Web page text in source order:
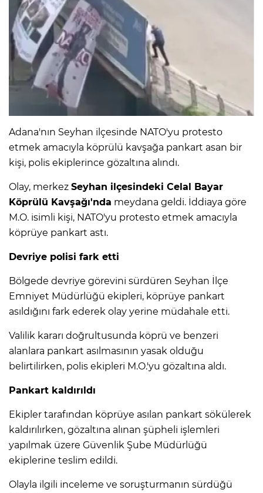
Adana'nın Seyhan ilçesinde NATO'yu protesto
etmek amacıyla köprülü kavşağa pankart asan bir
kişi, polis ekiplerince gözaltına alındı.
Olay, merkez Seyhan ilçesindeki Celal Bayar
Köprülü Kavşağı'nda meydana geldi. İddiaya göre
M.O. isimli kişi, NATO'yu protesto etmek amacıyla
köprüye pankart astı.
Devriye polisi fark etti
Bölgede devriye görevini sürdüren Seyhan İlçe
Emniyet Müdürlüğü ekipleri, köprüye pankart
asıldığını fark ederek olay yerine müdahale etti.
Valilik kararı doğrultusunda köprü ve benzeri
alanlara pankart asılmasının yasak olduğu
belirtilirken, polis ekipleri M.O.'yu gözaltına aldı.
Pankart kaldırıldı
Ekipler tarafından köprüye asılan pankart sökülerek
kaldırılırken, gözaltına alınan şüpheli işlemleri
yapılmak üzere Güvenlik Şube Müdürlüğü
ekiplerine teslim edildi.
Olayla ilgili inceleme ve soruşturmanın sürdüğü